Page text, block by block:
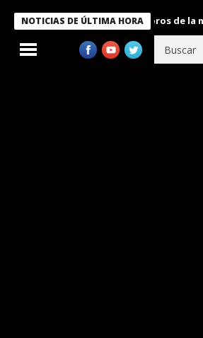
NOTICIAS DE ÚLTIMA HORA
Bukele condecora a miembros de la